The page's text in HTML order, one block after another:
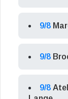
9/8
9/8
9/8